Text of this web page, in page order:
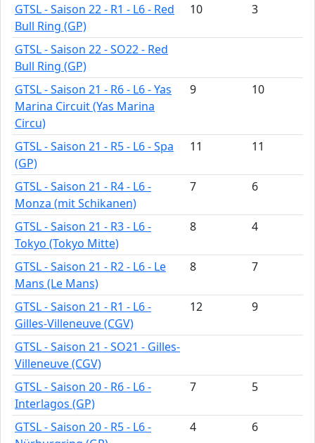
GTSL - Saison 22 - R1 - L6 - Red
Bull Ring (GP)
10 3
GTSL - Saison 22 - SO22 - Red
Bull Ring (GP)
GTSL - Saison 21 - R6 - L6 - Yas
Marina Circuit (Yas Marina
Circu)
9 10
GTSL - Saison 21 - R5 - L6 - Spa
(GP)
11 11
GTSL - Saison 21 - R4 - L6 -
Monza (mit Schikanen)
7 6
GTSL - Saison 21 - R3 - L6 -
Tokyo (Tokyo Mitte)
8 4
GTSL - Saison 21 - R2 - L6 - Le
Mans (Le Mans)
8 7
GTSL - Saison 21 - R1 - L6 -
Gilles-Villeneuve (CGV)
12 9
GTSL - Saison 21 - SO21 - Gilles-
Villeneuve (CGV)
GTSL - Saison 20 - R6 - L6 -
Interlagos (GP)
7 5
GTSL - Saison 20 - R5 - L6 -
4 6